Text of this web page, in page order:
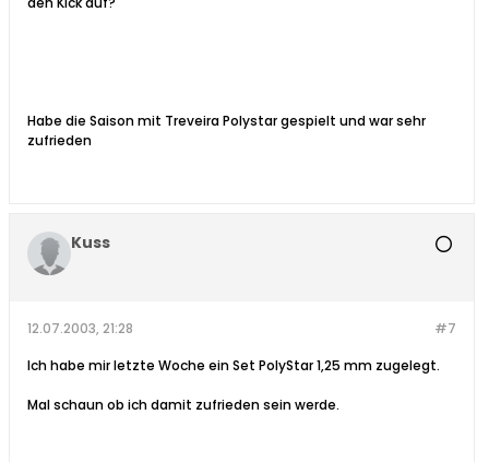
Habe die Saison mit Treveira Polystar gespielt und war sehr
zufrieden
Kuss
#7
12.07.2003, 21:28
Ich habe mir letzte Woche ein Set PolyStar 1,25 mm zugelegt.
Mal schaun ob ich damit zufrieden sein werde.